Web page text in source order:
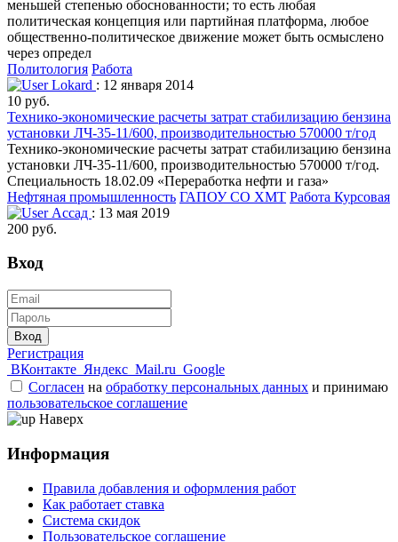
меньшей степенью обоснованности; то есть любая
политическая концепция или партийная платформа, любое
общественно-политическое движение может быть осмыслено
через определ
Политология Работа
Lokard : 12 января 2014
10 руб.
Технико-экономические расчеты затрат стабилизацию бензина
установки ЛЧ-35-11/600, производительностью 570000 т/год
Технико-экономические расчеты затрат стабилизацию бензина
установки ЛЧ-35-11/600, производительностью 570000 т/год.
Специальность 18.02.09 «Переработка нефти и газа»
Нефтяная промышленность ГАПОУ СО ХМТ Работа Курсовая
Ассад : 13 мая 2019
200 руб.
Вход
Вход
Регистрация
ВКонтакте Яндекс Mail.ru Google
Согласен на обработку персональных данных и принимаю
пользовательское соглашение
Наверх
Информация
Правила добавления и оформления работ
Как работает ставка
Система скидок
Пользовательское соглашение